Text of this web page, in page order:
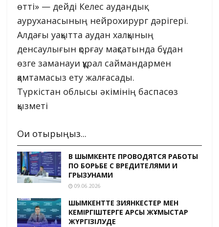
өтті» — дейді Келес аудандық
ауруханасының нейрохирург дәрігері.
Алдағы уақытта аудан халқының
денсаулығын қорғау мақсатында бұдан
өзге заманауи құрал саймандармен
қамтамасыз ету жалғасады.
Түркістан облысы әкімінің баспасөз
қызметі
Оқи отырыңыз...
В ШЫМКЕНТЕ ПРОВОДЯТСЯ РАБОТЫ
ПО БОРЬБЕ С ВРЕДИТЕЛЯМИ И
ГРЫЗУНАМИ
09.06.2026
ШЫМКЕНТТЕ ЗИЯНКЕСТЕР МЕН
КЕМІРГІШТЕРГЕ ҚАРСЫ ЖҰМЫСТАР
ЖҮРГІЗІЛУДЕ